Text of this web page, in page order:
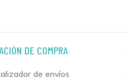
DE COMPRA
de envíos